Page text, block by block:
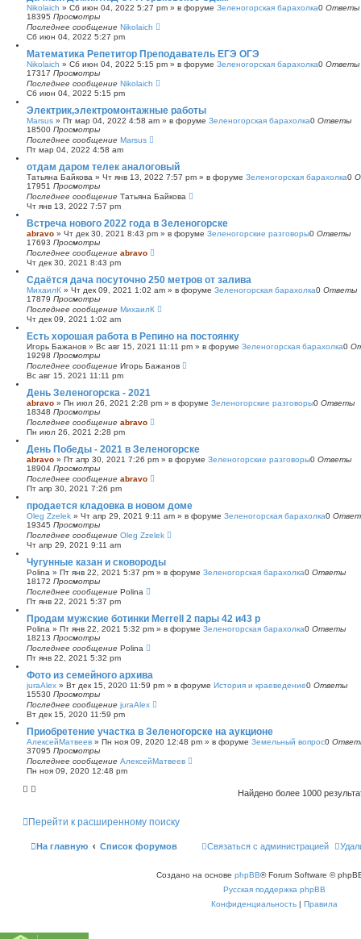
Nikolaich » Сб июн 04, 2022 5:27 pm » в форуме Зеленогорская барахолка0 Ответы
18395 Просмотры
Последнее сообщение Nikolaich
Сб июн 04, 2022 5:27 pm
Математика Репетитор Преподаватель ЕГЭ ОГЭ
Nikolaich » Сб июн 04, 2022 5:15 pm » в форуме Зеленогорская барахолка0 Ответы
17317 Просмотры
Последнее сообщение Nikolaich
Сб июн 04, 2022 5:15 pm
Электрик,электромонтажные работы
Marsus » Пт мар 04, 2022 4:58 am » в форуме Зеленогорская барахолка0 Ответы
18500 Просмотры
Последнее сообщение Marsus
Пт мар 04, 2022 4:58 am
отдам даром телек аналоговый
Татьяна Байкова » Чт янв 13, 2022 7:57 pm » в форуме Зеленогорская барахолка0
17951 Просмотры
Последнее сообщение Татьяна Байкова
Чт янв 13, 2022 7:57 pm
Встреча нового 2022 года в Зеленогорске
abravo » Чт дек 30, 2021 8:43 pm » в форуме Зеленогорские разговоры0 Ответы
17693 Просмотры
Последнее сообщение abravo
Чт дек 30, 2021 8:43 pm
Сдаётся дача посуточно 250 метров от залива
МихаилК » Чт дек 09, 2021 1:02 am » в форуме Зеленогорская барахолка0 Ответы
17879 Просмотры
Последнее сообщение МихаилК
Чт дек 09, 2021 1:02 am
Есть хорошая работа в Репино на постоянку
Игорь Бажанов » Вс авг 15, 2021 11:11 pm » в форуме Зеленогорская барахолка0
19298 Просмотры
Последнее сообщение Игорь Бажанов
Вс авг 15, 2021 11:11 pm
День Зеленогорска - 2021
abravo » Пн июл 26, 2021 2:28 pm » в форуме Зеленогорские разговоры0 Ответы
18348 Просмотры
Последнее сообщение abravo
Пн июл 26, 2021 2:28 pm
День Победы - 2021 в Зеленогорске
abravo » Пт апр 30, 2021 7:26 pm » в форуме Зеленогорские разговоры0 Ответы
18904 Просмотры
Последнее сообщение abravo
Пт апр 30, 2021 7:26 pm
продается кладовка в новом доме
Oleg Zzelek » Чт апр 29, 2021 9:11 am » в форуме Зеленогорская барахолка0
19345 Просмотры
Последнее сообщение Oleg Zzelek
Чт апр 29, 2021 9:11 am
Чугунные казан и сковороды
Polina » Пт янв 22, 2021 5:37 pm » в форуме Зеленогорская барахолка0 Ответы
18172 Просмотры
Последнее сообщение Polina
Пт янв 22, 2021 5:37 pm
Продам мужские ботинки Merrell 2 пары 42 и43 р
Polina » Пт янв 22, 2021 5:32 pm » в форуме Зеленогорская барахолка0 Ответы
18213 Просмотры
Последнее сообщение Polina
Пт янв 22, 2021 5:32 pm
Фото из семейного архива
juraAlex » Вт дек 15, 2020 11:59 pm » в форуме История и краеведение0 Ответы
15530 Просмотры
Последнее сообщение juraAlex
Вт дек 15, 2020 11:59 pm
Приобретение участка в Зеленогорске на аукционе
АлексейМатвеев » Пн ноя 09, 2020 12:48 pm » в форуме Земельный вопрос0
37095 Просмотры
Последнее сообщение АлексейМатвеев
Пн ноя 09, 2020 12:48 pm
Найдено более 1000
Перейти к расширенному поиску
На главную Список форумов Связаться с администрацией
Создано на основе phpBB® Forum Software ©
Русская поддержка phpBB
Конфиденциальность | Правила